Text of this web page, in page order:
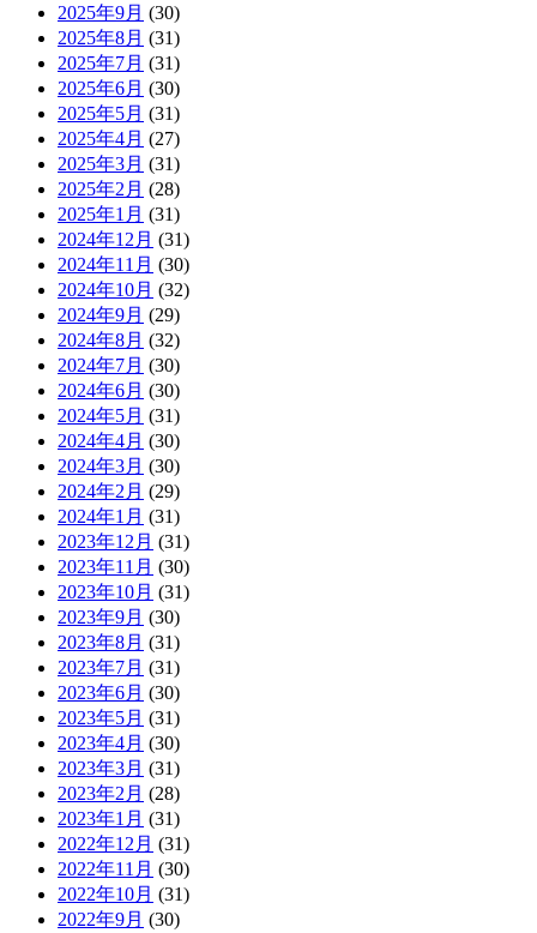
2025年9月 (30)
2025年8月 (31)
2025年7月 (31)
2025年6月 (30)
2025年5月 (31)
2025年4月 (27)
2025年3月 (31)
2025年2月 (28)
2025年1月 (31)
2024年12月 (31)
2024年11月 (30)
2024年10月 (32)
2024年9月 (29)
2024年8月 (32)
2024年7月 (30)
2024年6月 (30)
2024年5月 (31)
2024年4月 (30)
2024年3月 (30)
2024年2月 (29)
2024年1月 (31)
2023年12月 (31)
2023年11月 (30)
2023年10月 (31)
2023年9月 (30)
2023年8月 (31)
2023年7月 (31)
2023年6月 (30)
2023年5月 (31)
2023年4月 (30)
2023年3月 (31)
2023年2月 (28)
2023年1月 (31)
2022年12月 (31)
2022年11月 (30)
2022年10月 (31)
2022年9月 (30)